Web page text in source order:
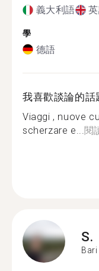
義大利語
學
德語
我喜歡談論的話
Viaggi , nuove
scherzare e... 閱
S.
Bari